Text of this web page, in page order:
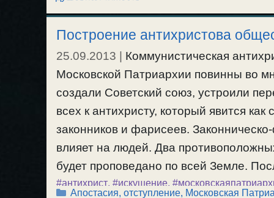
дезинформации. / 23.03.2014г.
Построение антихристова
25.09.2013 | Коммунистическая
Московской Патриархии повинны во
создали Советский союз, устроили
всех к антихристу, который явится
законников и фарисеев.
влияет на людей. Два
будет проповедано по всей Земле.
#антихрист, #искушение,
Рубрики
Апостасия, отступление, Московская